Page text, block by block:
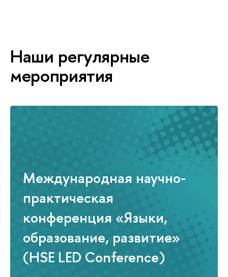
Наши регулярные
мероприятия
Международная научно-
практическая
конференция «Языки,
образование, развитие»
(HSE LED Conference)